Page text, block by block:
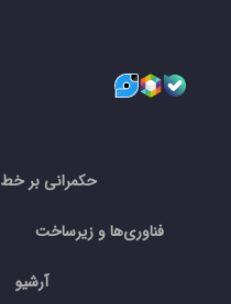
حکمرانی بر خط
فناوری‌ها و زیرساخت
آرشیو